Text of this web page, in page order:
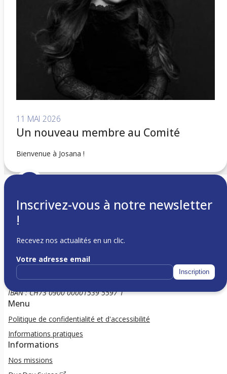
11 MAI 2026
Un nouveau membre au Comité
Bienvenue à Josana !
Inscrivez-vous à notre newsletter
!
Recevez nos actualités en un clic.
Votre adresse email
Inscription
c/o Matteo Inaudi
Genève 1206
IBAN : CH73 0900 00001539 5597 1
Menu
Politique de confidentialité et d'accessibilité
Informations pratiques
Informations
Nos missions